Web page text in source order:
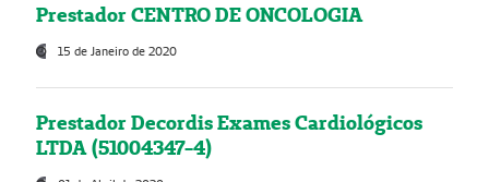
Prestador CENTRO DE ONCOLOGIA
15 de Janeiro de 2020
Prestador Decordis Exames Cardiológicos
LTDA (51004347-4)